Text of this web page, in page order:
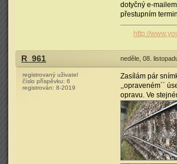
dotyčný e-
přestupním
http://
R_961 neděle, 08.
registrovaný uživatel
číslo příspěvku: 6
registrován: 8-2019
Zasílám pár
,,opraveném´´
opravu. Ve